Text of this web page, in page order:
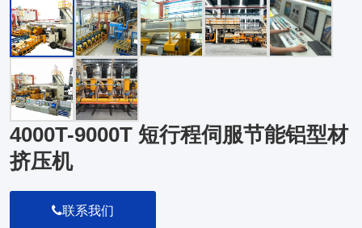
4000T-9000T 短行程伺服节能铝型材
挤压机
联系我们